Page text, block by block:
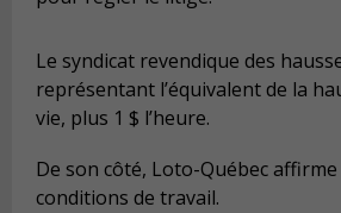
Le syndicat revendique des
représentant l’équivalent de la
vie, plus 1 $ l’heure.
De son côté, Loto-Québec
conditions de travail.